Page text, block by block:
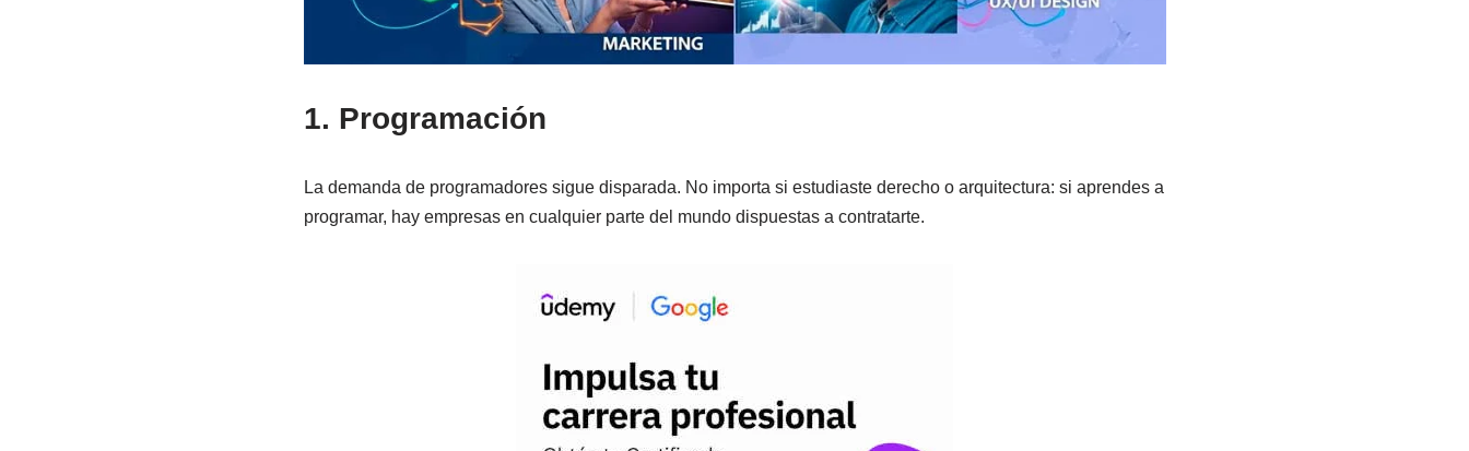
1. Programación
La demanda de programadores sigue disparada. No importa si estudiaste derecho o arquitectura: si aprendes a
programar, hay empresas en cualquier parte del mundo dispuestas a contratarte.